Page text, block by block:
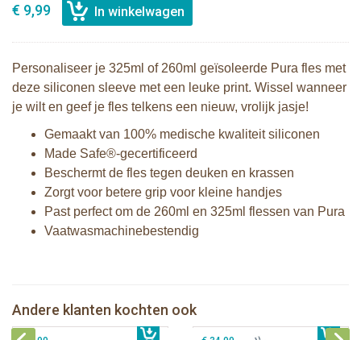
€ 9,99
Personaliseer je 325ml of 260ml geïsoleerde Pura fles met
deze siliconen sleeve met een leuke print. Wissel wanneer
je wilt en geef je fles telkens een nieuw, vrolijk jasje!
Gemaakt van 100% medische kwaliteit siliconen
Made Safe®-gecertificeerd
Beschermt de fles tegen deuken en krassen
Zorgt voor betere grip voor kleine handjes
Past perfect om de 260ml en 325ml flessen van Pura
Vaatwasmachinebestendig
Andere klanten kochten ook
€ 9,99
Pura Silicone Bumpers Moss+Mint 2
stuks